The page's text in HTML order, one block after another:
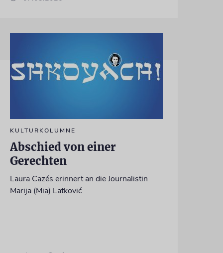
KULTURKOLUMNE
Abschied von einer
Gerechten
Laura Cazés erinnert an die Journalistin
Marija (Mia) Latković